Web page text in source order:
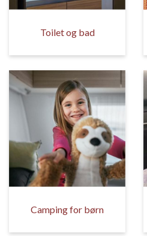
Toilet og bad
Camping for børn